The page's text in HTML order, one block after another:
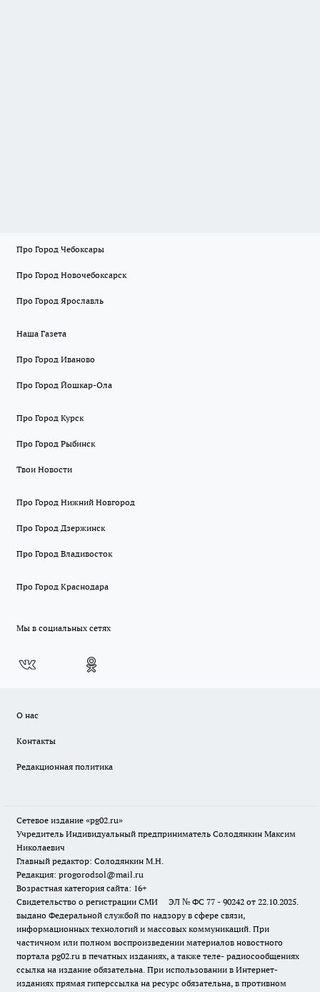
Про Город Чебоксары
Про Город Новочебоксарск
Про Город Ярославль
Наша Газета
Про Город Иваново
Про Город Йошкар-Ола
Про Город Курск
Про Город Рыбинск
Твои Новости
Про Город Нижний Новгород
Про Город Дзержинск
Про Город Владивосток
Про Город Краснодара
Мы в социальных сетях
О нас
Контакты
Редакционная политика
Сетевое издание «pg02.ru»
Учредитель Индивидуальный предприниматель Солодянкин Максим
Николаевич
Главный редактор: Солодянкин М.Н.
Редакция: progorodsol@mail.ru
Возрастная категория сайта: 16+
Свидетельство о регистрации СМИ ЭЛ № ФС 77 - 90242 от 22.10.2025.
выдано Федеральной службой по надзору в сфере связи,
информационных технологий и массовых коммуникаций. При
частичном или полном воспроизведении материалов новостного
портала pg02.ru в печатных изданиях, а также теле- радиосообщениях
ссылка на издание обязательна. При использовании в Интернет-
изданиях прямая гиперссылка на ресурс обязательна, в противном